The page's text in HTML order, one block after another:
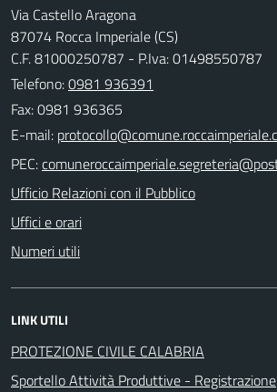
Via Castello Aragona
87074 Rocca Imperiale (CS)
C.F. 81000250787 - P.Iva: 01498550787
Telefono:0981 936391
Fax: 0981 936365
E-mail:
PEC:
Ufficio Relazioni con il Pubblico
Uffici e orari
Numeri utili
LINK UTILI
PROTEZIONE CIVILE CALABRIA
Sportello Attività Produttive - Registrazione